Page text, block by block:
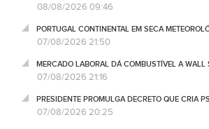
08/08/2026 09:46
PORTUGAL CONTINENTAL EM SECA
07/08/2026 21:50
MERCADO LABORAL DÁ COMBUSTÍVEL A WALL
07/08/2026 21:16
PRESIDENTE PROMULGA DECRETO QUE CRIA
07/08/2026 20:25